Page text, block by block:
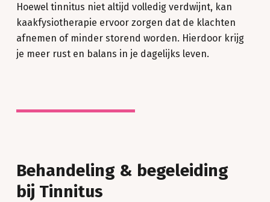
Hoewel tinnitus niet altijd volledig verdwijnt, kan
kaakfysiotherapie ervoor zorgen dat de klachten
afnemen of minder storend worden. Hierdoor krijg
je meer rust en balans in je dagelijks leven.
Behandeling & begeleiding
bij Tinnitus